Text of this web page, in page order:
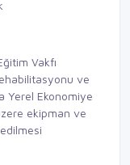
Vakfı
ve
Yerel Ekonomiye
ekipman ve